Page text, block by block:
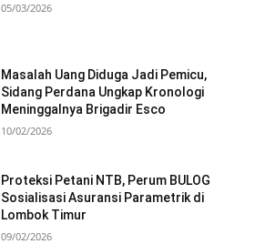
05/03/2026
Masalah Uang Diduga Jadi Pemicu,
Sidang Perdana Ungkap Kronologi
Meninggalnya Brigadir Esco
10/02/2026
Proteksi Petani NTB, Perum BULOG
Sosialisasi Asuransi Parametrik di
Lombok Timur
09/02/2026